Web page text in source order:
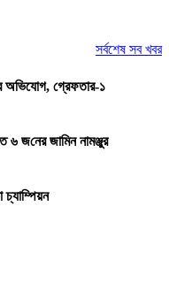
সর্বশেষ সব খবর
অভিযোগ, গ্রেফতার-১
৬ জ‌নের জা‌মিন নামঞ্জুর
চ্যাম্পিয়ন